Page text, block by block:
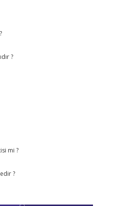
?
mi ?
?